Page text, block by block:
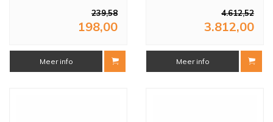
239,58
198,00
Meer info
4.612,52
3.812,00
Meer info